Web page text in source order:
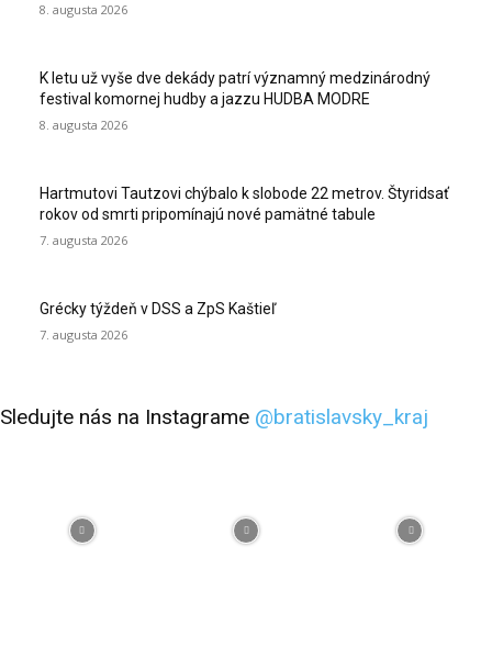
8. augusta 2026
K letu už vyše dve dekády patrí významný medzinárodný
festival komornej hudby a jazzu HUDBA MODRE
8. augusta 2026
Hartmutovi Tautzovi chýbalo k slobode 22 metrov. Štyridsať
rokov od smrti pripomínajú nové pamätné tabule
7. augusta 2026
Grécky týždeň v DSS a ZpS Kaštieľ
7. augusta 2026
Sledujte nás na Instagrame @bratislavsky_kraj